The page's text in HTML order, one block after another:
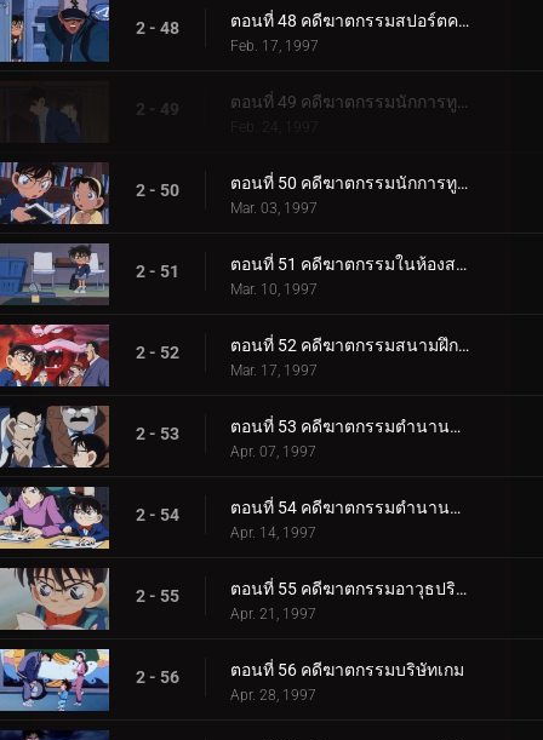
2 - 48 ตอนที่ 48 คดีฆาตกรรมสปอร์ตคลับ
Feb. 17, 1997
2 - 49 ตอนที่ 49 คดีฆาตกรรมนักการทูต (ตอนแรก)
Feb. 24, 1997
2 - 50 ตอนที่ 50 คดีฆาตกรรมนักการทูต (ตอนจบ)
Mar. 03, 1997
2 - 51 ตอนที่ 51 คดีฆาตกรรมในห้องสมุด
Mar. 10, 1997
2 - 52 ตอนที่ 52 คดีฆาตกรรมสนามฝึกซ้อมกอล์ฟ
Mar. 17, 1997
2 - 53 ตอนที่ 53 คดีฆาตกรรมตำนานคิริเทนงู (ตอนพิเศษ ตอนแรก)
Apr. 07, 1997
2 - 54 ตอนที่ 54 คดีฆาตกรรมตำนานคิริเทนงู (ตอนพิเศษ ตอนจบ)
Apr. 14, 1997
2 - 55 ตอนที่ 55 คดีฆาตกรรมอาวุธปริศนา
Apr. 21, 1997
2 - 56 ตอนที่ 56 คดีฆาตกรรมบริษัทเกม
Apr. 28, 1997